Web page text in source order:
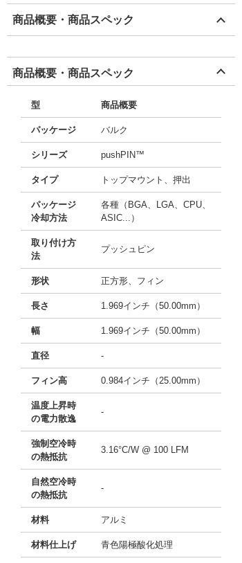
商品概要・商品スペック
商品概要・商品スペック
型 商品概要
パッケージ バルク
シリーズ pushPIN™
タイプ トップマウント、押出
パッケージ
冷却方法
各種（BGA、LGA、CPU、
ASIC...）
取り付け方
法
プッシュピン
形状 正方形、フィン
長さ 1.969インチ（50.00mm）
幅 1.969インチ（50.00mm）
直径 -
フィン高 0.984インチ（25.00mm）
温度上昇時
の電力散逸
-
強制空冷時
の熱抵抗
3.16°C/W @ 100 LFM
自然空冷時
の熱抵抗
-
材料 アルミ
材料仕上げ 青色陽極酸化処理